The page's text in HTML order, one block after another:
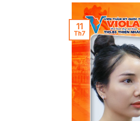
11
Th7